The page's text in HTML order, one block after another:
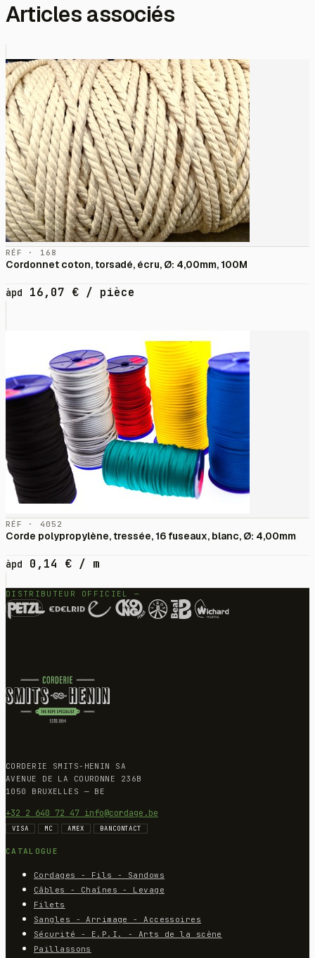
Articles associés
RÉF · 168
Cordonnet coton, torsadé, écru, Ø: 4,00mm, 100M
àpd 16,07 € / pièce
RÉF · 4052
Corde polypropylène, tressée, 16 fuseaux, blanc, Ø: 4,00mm
àpd 0,14 € / m
DISTRIBUTEUR OFFICIEL —
CORDERIE SMITS-HENIN SA
AVENUE DE LA COURONNE 236B
1050 BRUXELLES — BE
+32 2 640 72 47 info@cordage.be
VISA MC AMEX BANCONTACT
CATALOGUE
Cordages - Fils - Sandows
Câbles - Chaînes - Levage
Filets
Sangles - Arrimage - Accessoires
Sécurité - E.P.I. - Arts de la scène
Paillassons